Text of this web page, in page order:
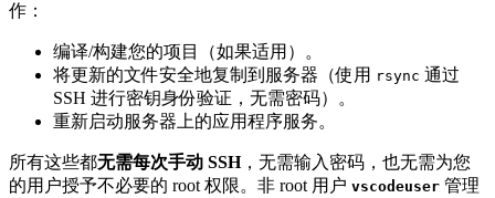
作：
编译/构建您的项目（如果适用）。
将更新的文件安全地复制到服务器（使用 rsync ​ 通过
SSH 进行密钥身份验证，无需密码）。
重新启动服务器上的应用程序服务。
所有这些都无需每次手动 SSH，无需输入密码，也无需为您
的用户授予不必要的 root 权限。非 root 用户 vscodeuser ​ 管理